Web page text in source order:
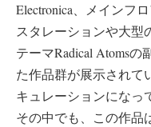
Electronica、メインフ
スタレーションや大型
テーマRadical Atoms
た作品群が展示されて
キュレーションになっ
その中でも、この作品